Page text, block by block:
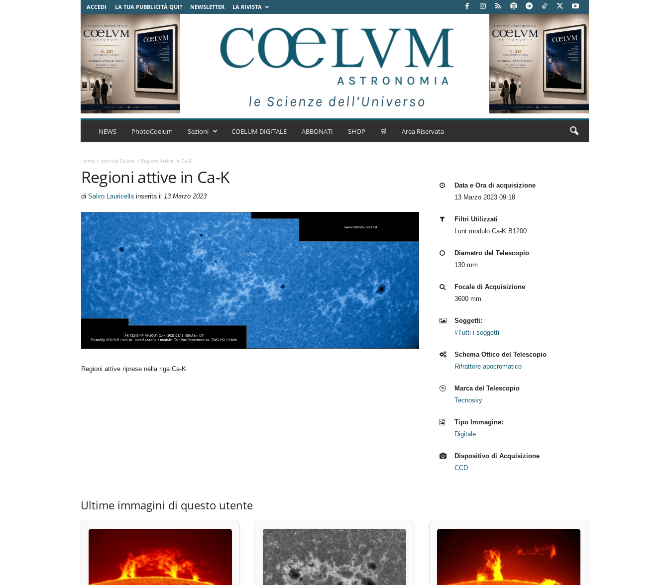
ACCEDI LA TUA PUBBLICITÀ QUI? NEWSLETTER LA RIVISTA
C
u
m
r
o
n
o
m
i
a
NEWS PhotoCoelum Sezioni COELUM DIGITALE ABBONATI SHOP 🛒 Area Riservata
Home > Attività Solare > Regioni Attive In Ca-K
Regioni attive in Ca-K
di Salvo Lauricellainserita il 13 Marzo 2023
Regioni attive riprese nella riga Ca-K
Data e Ora di acquisizione
13 Marzo 2023 09:18
Filtri Utilizzati
Lunt modulo Ca-K B1200
Diametro del Telescopio
130 mm
Focale di Acquisizione
3600 mm
Soggetti:
#Tutti i soggetti
Schema Ottico del Telescopio
Rifrattore apocromatico
Marca del Telescopio
Tecnosky
Tipo Immagine:
Digitale
Dispositivo di Acquisizione
CCD
Ultime immagini di questo utente